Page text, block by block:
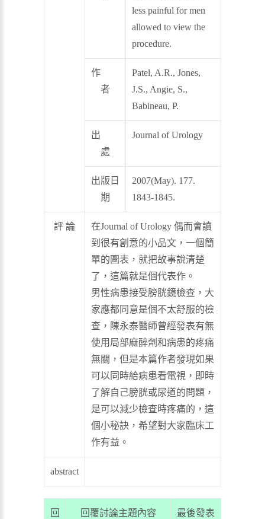
less painful for men
allowed to view the
procedure.
作
者
Patel, A.R., Jones,
J.S., Angie, S.,
Babineau, P.
出
處
Journal of Urology
出版日
期
2007(May). 177.
1843-1845.
評 論
在Journal of Urology 偶而會讀
到很有創意的小品文，一個簡
單的圖表，就把故事說清楚
了，這篇就是個代表作。
男性病患接受膀胱鏡檢查，大
家應都同意是個不太舒服的檢
查，陳永泰醫師曾經發表有無
使用局部麻醉劑和病患的疼痛
無關，但是本篇作者發現如果
可以同時給病患看電視，即時
了解自己膀胱或尿道的問題，
是可以減少檢查時疼痛的，這
個小秘訣，希望對大家臨床工
作有益。
abstract
回
回覆討論主題內容 最後發表